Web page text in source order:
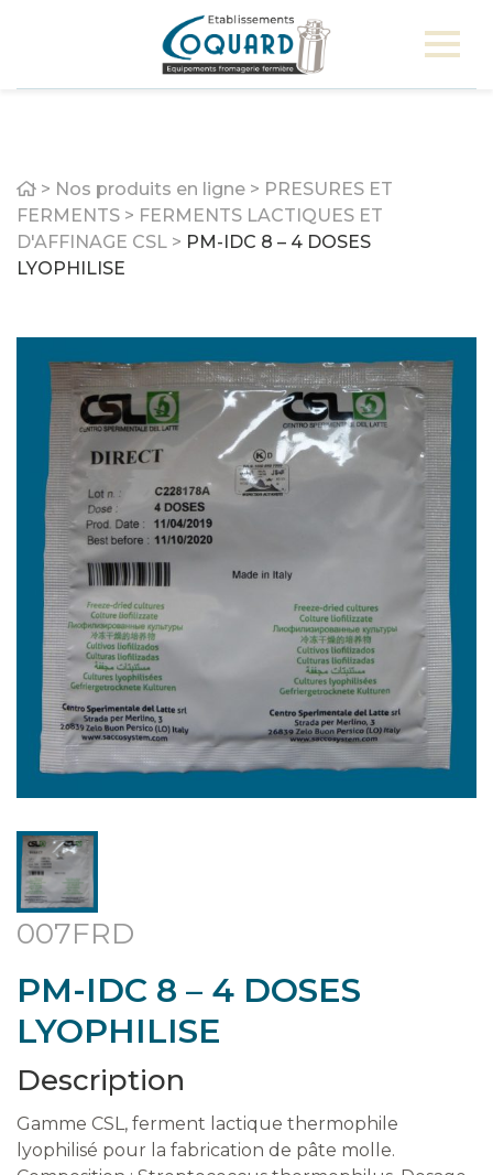
Home
> Nos produits en ligne > PRESURES ET
FERMENTS > FERMENTS LACTIQUES ET
D'AFFINAGE CSL > PM-IDC 8 – 4 DOSES
LYOPHILISE
007FRD
PM-IDC 8 – 4 DOSES
LYOPHILISE
Description
Gamme CSL, ferment lactique thermophile
lyophilisé pour la fabrication de pâte molle.